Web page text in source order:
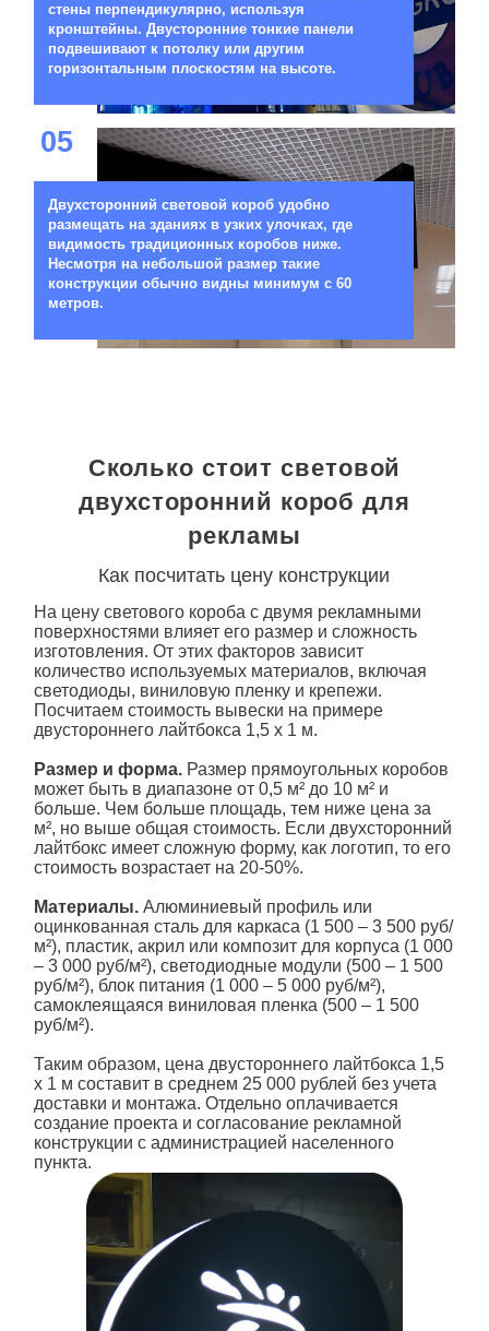
стены перпендикулярно, используя
кронштейны. Двусторонние тонкие панели
подвешивают к потолку или другим
горизонтальным плоскостям на высоте.
05
Двухсторонний световой короб удобно
размещать на зданиях в узких улочках, где
видимость традиционных коробов ниже.
Несмотря на небольшой размер такие
конструкции обычно видны минимум с 60
метров.
Сколько стоит световой
двухсторонний короб для
рекламы
Как посчитать цену конструкции
На цену светового короба с двумя рекламными
поверхностями влияет его размер и сложность
изготовления. От этих факторов зависит
количество используемых материалов, включая
светодиоды, виниловую пленку и крепежи.
Посчитаем стоимость вывески на примере
двустороннего лайтбокса 1,5 х 1 м.
Размер и форма.Размер прямоугольных коробов
может быть в диапазоне от 0,5 м² до 10 м² и
больше. Чем больше площадь, тем ниже цена за
м², но выше общая стоимость. Если двухсторонний
лайтбокс имеет сложную форму, как логотип, то его
стоимость возрастает на 20-50%.
Материалы.Алюминиевый профиль или
оцинкованная сталь для каркаса (1 500 – 3 500 руб/
м²), пластик, акрил или композит для корпуса (1 000
– 3 000 руб/м²), светодиодные модули (500 – 1 500
руб/м²), блок питания (1 000 – 5 000 руб/м²),
самоклеящаяся виниловая пленка (500 – 1 500
руб/м²).
Таким образом, цена двустороннего лайтбокса 1,5
х 1 м составит в среднем 25 000 рублей без учета
доставки и монтажа. Отдельно оплачивается
создание проекта и согласование рекламной
конструкции с администрацией населенного
пункта.